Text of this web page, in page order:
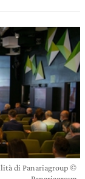
di Panariagroup ©